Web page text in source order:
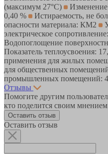
(максимум 27°C)
0,40 %
Истираемость, не
опасности материала: КМ2
электрическое
Водопоглощение
Показатель теплоусвоения:
применения для жилых
для общественных
промышленных помещений:
Отзывы
Помогите другим
кто поделится своим
Оставить отзыв
Оставить отзыв